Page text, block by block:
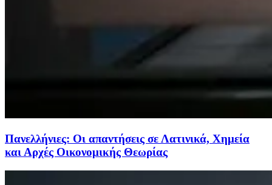
Πανελλήνιες: Οι απαντήσεις σε Λατινικά, Χημεία
και Αρχές Οικονομικής Θεωρίας